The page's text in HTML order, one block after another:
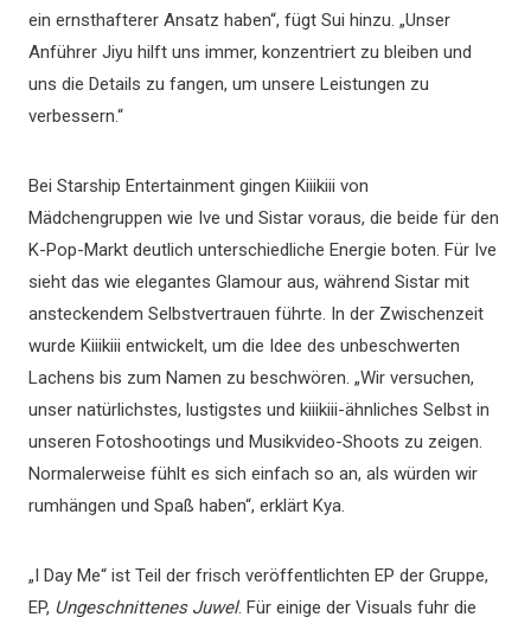
ein ernsthafterer Ansatz haben“, fügt Sui hinzu. „Unser
Anführer Jiyu hilft uns immer, konzentriert zu bleiben und
uns die Details zu fangen, um unsere Leistungen zu
verbessern.“
Bei Starship Entertainment gingen Kiiikiii von
Mädchengruppen wie Ive und Sistar voraus, die beide für den
K-Pop-Markt deutlich unterschiedliche Energie boten. Für Ive
sieht das wie elegantes Glamour aus, während Sistar mit
ansteckendem Selbstvertrauen führte. In der Zwischenzeit
wurde Kiiikiii entwickelt, um die Idee des unbeschwerten
Lachens bis zum Namen zu beschwören. „Wir versuchen,
unser natürlichstes, lustigstes und kiiikiii-ähnliches Selbst in
unseren Fotoshootings und Musikvideo-Shoots zu zeigen.
Normalerweise fühlt es sich einfach so an, als würden wir
rumhängen und Spaß haben“, erklärt Kya.
„I Day Me“ ist Teil der frisch veröffentlichten EP der Gruppe,
EP, Ungeschnittenes Juwel. Für einige der Visuals fuhr die